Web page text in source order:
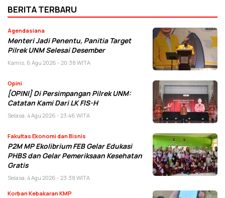
BERITA TERBARU
Agendasiana
Menteri Jadi Penentu, Panitia Target
Pilrek UNM Selesai Desember
Kamis, 6 Agu 2026 - 20:38 WITA
Opini
[OPINI] Di Persimpangan Pilrek UNM:
Catatan Kami Dari LK FIS-H
Selasa, 4 Agu 2026 - 23:46 WITA
Fakultas Ekonomi dan Bisnis
P2M MP Ekolibrium FEB Gelar Edukasi
PHBS dan Gelar Pemeriksaan Kesehatan
Gratis
Selasa, 4 Agu 2026 - 23:38 WITA
Korban Kebakaran KMP